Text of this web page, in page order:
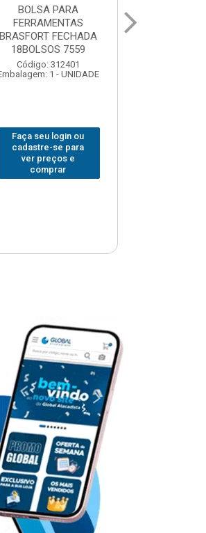
GRAMPO MARCENEIRO
SARGENTO BRASFORT
80x 250
Código: 312649
Embalagem: 1 - UNIDADE
Faça seu login ou
cadastre-se para
ver preços e
comprar